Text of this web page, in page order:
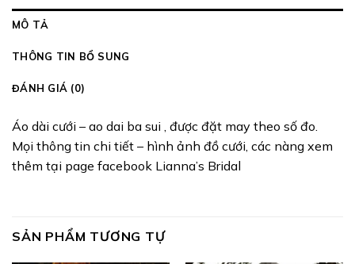
MÔ TẢ
THÔNG TIN BỔ SUNG
ĐÁNH GIÁ (0)
Áo dài cưới – ao dai ba sui , được đặt may theo số đo.
Mọi thông tin chi tiết – hình ảnh đồ cưới, các nàng xem
thêm tại page facebook Lianna’s Bridal
SẢN PHẨM TƯƠNG TỰ